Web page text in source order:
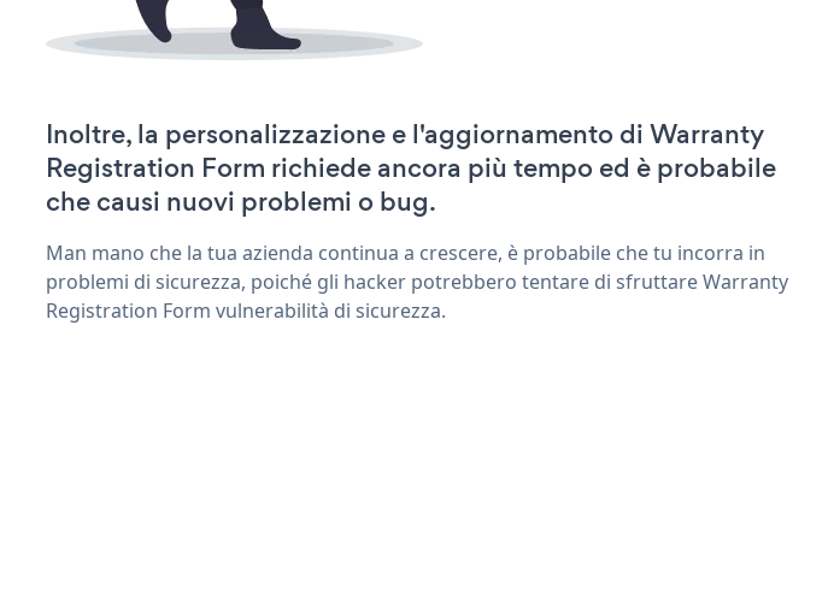
Inoltre, la personalizzazione e l'aggiornamento di Warranty
Registration Form richiede ancora più tempo ed è probabile
che causi nuovi problemi o bug.
Man mano che la tua azienda continua a crescere, è probabile che tu incorra in
problemi di sicurezza, poiché gli hacker potrebbero tentare di sfruttare Warranty
Registration Form vulnerabilità di sicurezza.